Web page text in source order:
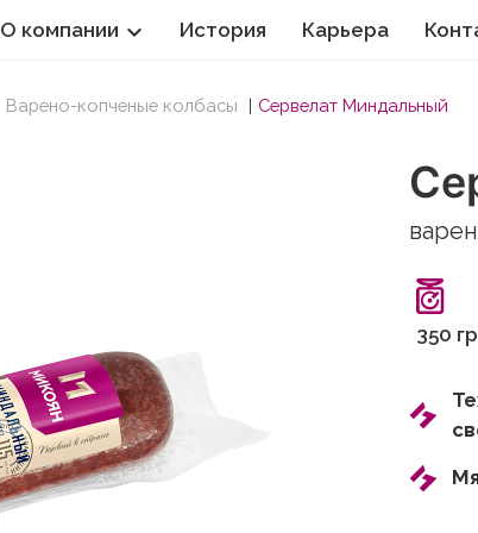
О компании История Карьера
Варено-копченые колбасы Сервелат Миндальный
350 гр